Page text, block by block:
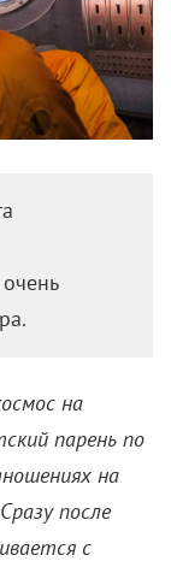
на
парень по
на
после
с